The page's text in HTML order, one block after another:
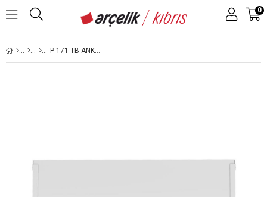
0
P 171 TB ANKASTRE SÜRGÜLÜ ASPIRATÖR